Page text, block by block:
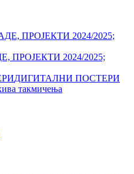
2024/2025;
ДИГИТАЛНИ ПОСТЕРИ
такмичења